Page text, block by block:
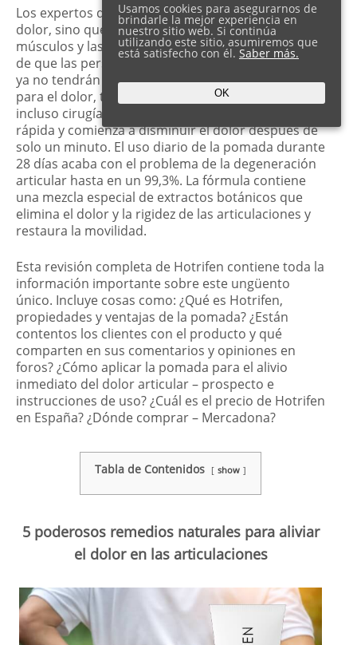
Los expertos dicen que Hotrifen no solo elimina el
dolor, sino que también aumenta la fuerza en los
músculos y las articulaciones. Están convencidos
de que las personas que usan la pomada Hotrifen
ya no tendrán que depender de medicamentos
para el dolor, tratamientos y terapias costosos e
incluso cirugías. La solución tópica es de acción
rápida y comienza a disminuir el dolor después de
solo un minuto. El uso diario de la pomada durante
28 días acaba con el problema de la degeneración
articular hasta en un 99,3%. La fórmula contiene
una mezcla especial de extractos botánicos que
elimina el dolor y la rigidez de las articulaciones y
restaura la movilidad.
Esta revisión completa de Hotrifen contiene toda la
información importante sobre este ungüento
único. Incluye cosas como: ¿Qué es Hotrifen,
propiedades y ventajas de la pomada? ¿Están
contentos los clientes con el producto y qué
comparten en sus comentarios y opiniones en
foros? ¿Cómo aplicar la pomada para el alivio
inmediato del dolor articular – prospecto e
instrucciones de uso? ¿Cuál es el precio de Hotrifen
en España? ¿Dónde comprar – Mercadona?
Tabla de Contenidos show
5 poderosos remedios naturales para aliviar
el dolor en las articulaciones
Usamos cookies para asegurarnos de
brindarle la mejor experiencia en
nuestro sitio web. Si continúa
utilizando este sitio, asumiremos que
está satisfecho con él. Saber más.
OK